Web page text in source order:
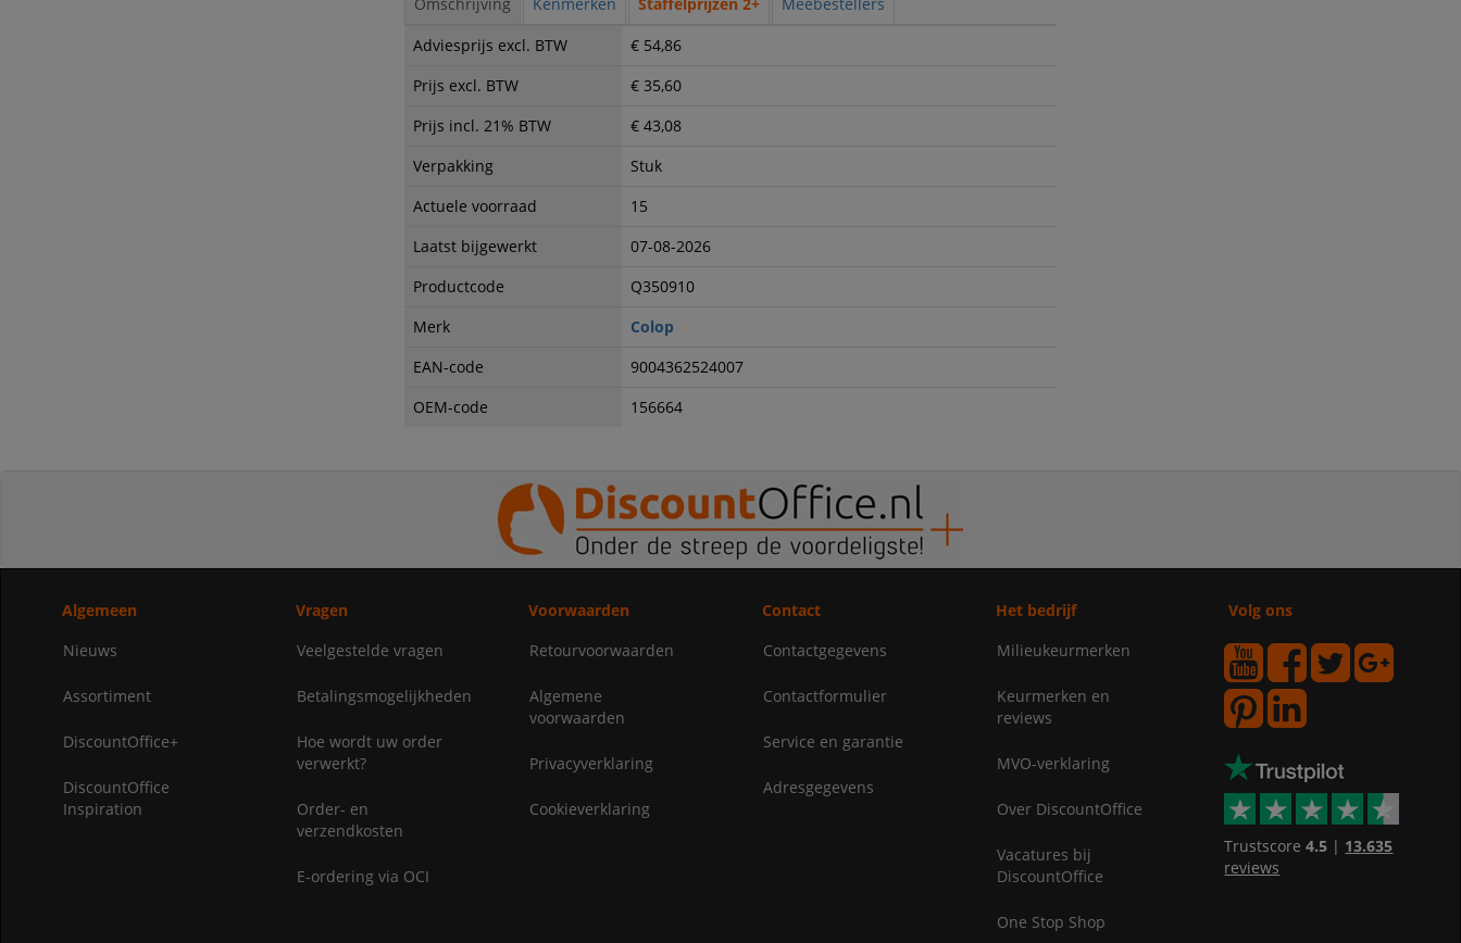
Adviesprijs excl. BTW
€ 54,86
Prijs excl. BTW
€ 35,60
Prijs incl. 21% BTW
€ 43,08
Verpakking
Stuk
Actuele voorraad
15
Laatst bijgewerkt
07-08-2026
Productcode
Q350910
Merk
Colop
EAN-code
9004362524007
OEM-code
156664
Algemeen
Nieuws
Assortiment
DiscountOffice+
DiscountOffice
Inspiration
Vragen
Veelgestelde vragen
Betalingsmogelijkheden
Hoe wordt uw order
verwerkt?
Order- en
verzendkosten
E-ordering via OCI
Voorwaarden
Retourvoorwaarden
Algemene
voorwaarden
Privacyverklaring
Cookieverklaring
Contact
Contactgegevens
Contactformulier
Service en garantie
Adresgegevens
Het bedrijf
Milieukeurmerken
Keurmerken en
reviews
MVO-verklaring
Over DiscountOffice
Vacatures bij
DiscountOffice
One Stop Shop
Volg ons
Trustscore4.5 | 13.635
reviews